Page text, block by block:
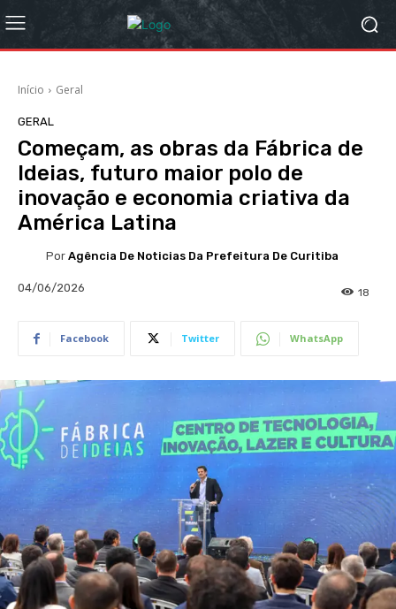
Início Geral
GERAL
Começam, as obras da Fábrica de
Ideias, futuro maior polo de
inovação e economia criativa da
América Latina
Por Agência De Noticias Da Prefeitura De Curitiba
04/06/2026 18
Facebook Twitter WhatsApp